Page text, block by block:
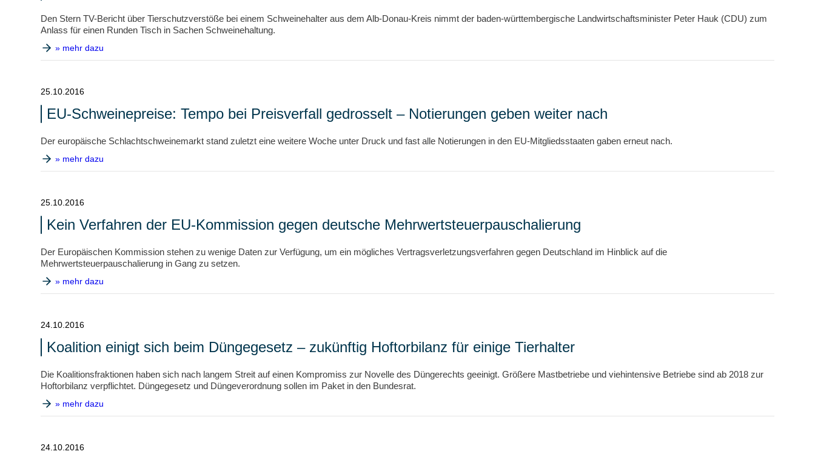
Den Stern TV-Bericht über Tierschutzverstöße bei einem Schweinehalter aus dem Alb-Donau-Kreis nimmt der baden-württembergische Landwirtschaftsminister Peter Hauk (CDU) zum
Anlass für einen Runden Tisch in Sachen Schweinehaltung.
» mehr dazu
25.10.2016
EU-Schweinepreise: Tempo bei Preisverfall gedrosselt – Notierungen geben weiter nach
Der europäische Schlachtschweinemarkt stand zuletzt eine weitere Woche unter Druck und fast alle Notierungen in den EU-Mitgliedsstaaten gaben erneut nach.
» mehr dazu
25.10.2016
Kein Verfahren der EU-Kommission gegen deutsche Mehrwertsteuerpauschalierung
Der Europäischen Kommission stehen zu wenige Daten zur Verfügung, um ein mögliches Vertragsverletzungsverfahren gegen Deutschland im Hinblick auf die
Mehrwertsteuerpauschalierung in Gang zu setzen.
» mehr dazu
24.10.2016
Koalition einigt sich beim Düngegesetz – zukünftig Hoftorbilanz für einige Tierhalter
Die Koalitionsfraktionen haben sich nach langem Streit auf einen Kompromiss zur Novelle des Düngerechts geeinigt. Größere Mastbetriebe und viehintensive Betriebe sind ab 2018 zur
Hoftorbilanz verpflichtet. Düngegesetz und Düngeverordnung sollen im Paket in den Bundesrat.
» mehr dazu
24.10.2016